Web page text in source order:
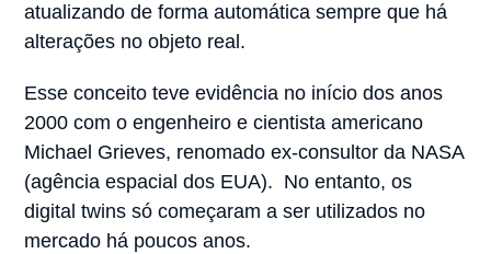
atualizando de forma automática sempre que há
alterações no objeto real.
Esse conceito teve evidência no início dos anos
2000 com o engenheiro e cientista americano
Michael Grieves, renomado ex-consultor da NASA
(agência espacial dos EUA). No entanto, os
digital twins só começaram a ser utilizados no
mercado há poucos anos.